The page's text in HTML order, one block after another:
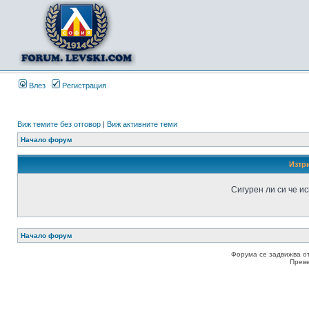
Влез Регистрация
Виж темите без отговор | Виж активните теми
Начало форум
Сигурен ли си че
Начало форум
Форума се задвижва